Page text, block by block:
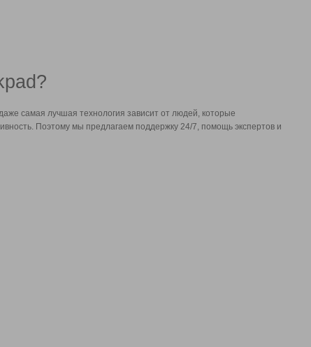
самая лучшая технология зависит от людей, которые
Поэтому мы предлагаем поддержку 24/7, помощь экспертов и